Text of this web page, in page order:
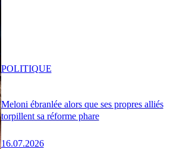
Meloni ébranlée alors que ses propres alliés
torpillent sa réforme phare
16.07.2026
POLITIQUE